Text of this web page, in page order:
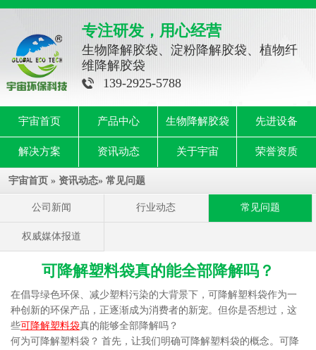
专注研发，用心经营
生物降解胶袋、淀粉降解胶袋、植物纤
维降解胶袋
139-2925-5788
宇宙首页 产品中心 生物降解胶袋 先进设备
解决方案 资讯动态 关于宇宙 荣誉资质
宇宙首页 » 资讯动态» 常见问题
公司新闻 行业动态 常见问题
权威媒体报道
可降解塑料袋真的能全部降解吗？
在倡导绿色环保、减少塑料污染的大背景下，可降解塑料袋作为一
种创新的环保产品，正逐渐成为消费者的新宠。但你是否想过，这
些可降解塑料袋真的能够全部降解吗？
何为可降解塑料袋？ 首先，让我们明确可降解塑料袋的概念。可降